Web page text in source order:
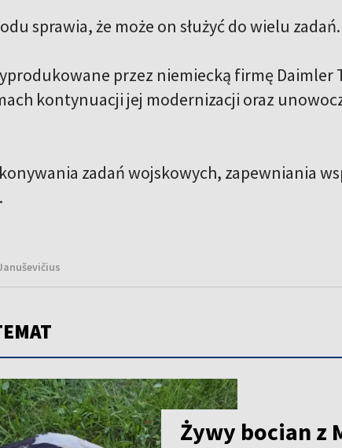
sprawia, że może on służyć do wielu zadań.
przez niemiecką firmę Daimler
kontynuacji jej modernizacji oraz
zadań wojskowych, zapewniania
Żywy bocian z